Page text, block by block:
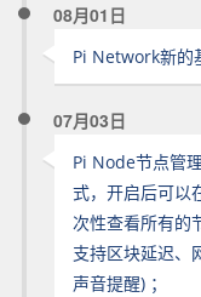
08月01日
Pi Network新的
07月03日
Pi Node节点管
式，开启后可以
次性查看所有的
支持区块延迟、
声音提醒) ；